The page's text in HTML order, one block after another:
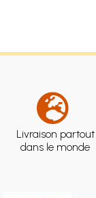
Livraison partout
dans le monde